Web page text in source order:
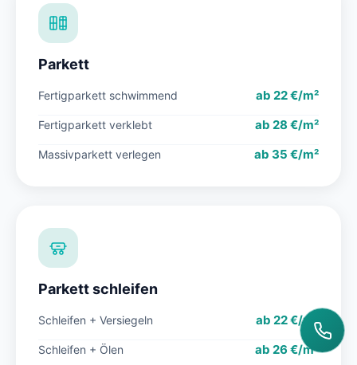
Parkett
Fertigparkett schwimmend ab 22 €/m²
Fertigparkett verklebt ab 28 €/m²
Massivparkett verlegen ab 35 €/m²
Parkett schleifen
Schleifen + Versiegeln ab 22 €/m²
Schleifen + Ölen ab 26 €/m²